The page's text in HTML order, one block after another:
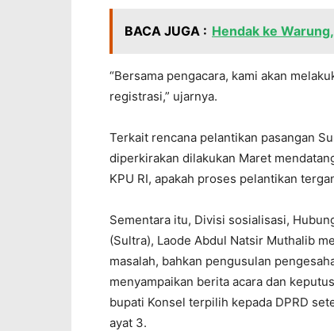
BACA JUGA : Hendak ke
“Bersama pengacara, kami akan
registrasi,” ujarnya.
Terkait rencana pelantikan pasangan
diperkirakan dilakukan Maret
KPU RI, apakah proses pelantikan
Sementara itu, Divisi sosialisasi,
(Sultra), Laode Abdul Natsir Muthalib
masalah, bahkan pengusulan
menyampaikan berita acara dan
bupati Konsel terpilih kepada DPRD
ayat 3.